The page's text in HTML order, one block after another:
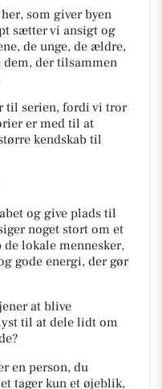
som giver byen
sætter vi ansigt og
de unge, de ældre,
der tilsammen
til serien, fordi vi tror
er med til at
kendskab til
og give plads til
noget stort om et
lokale mennesker,
gode energi, der gør
at blive
til at dele lidt om
en person, du
tager kun et øjeblik,